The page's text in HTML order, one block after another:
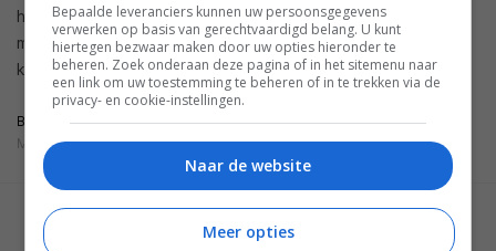
het Xbox Game Pass-programma en kost 12,99 euro per
maand. Cloudgaming moet rond de feestdagen beschikbaar
komen met iedereen die een Ultimate-abonnement heeft.
BRON
MICROSOFT
LAURA JENNY
Bepaalde leveranciers kunnen uw persoonsgegevens
verwerken op basis van gerechtvaardigd belang. U kunt
hiertegen bezwaar maken door uw opties hieronder te
beheren. Zoek onderaan deze pagina of in het sitemenu naar
een link om uw toestemming te beheren of in te trekken via de
privacy- en cookie-instellingen.
Naar de website
Meer opties